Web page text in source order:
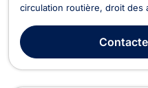
circulation routière, droit des
Disponible et à l’écoute, elle
étape de la procédure, avec